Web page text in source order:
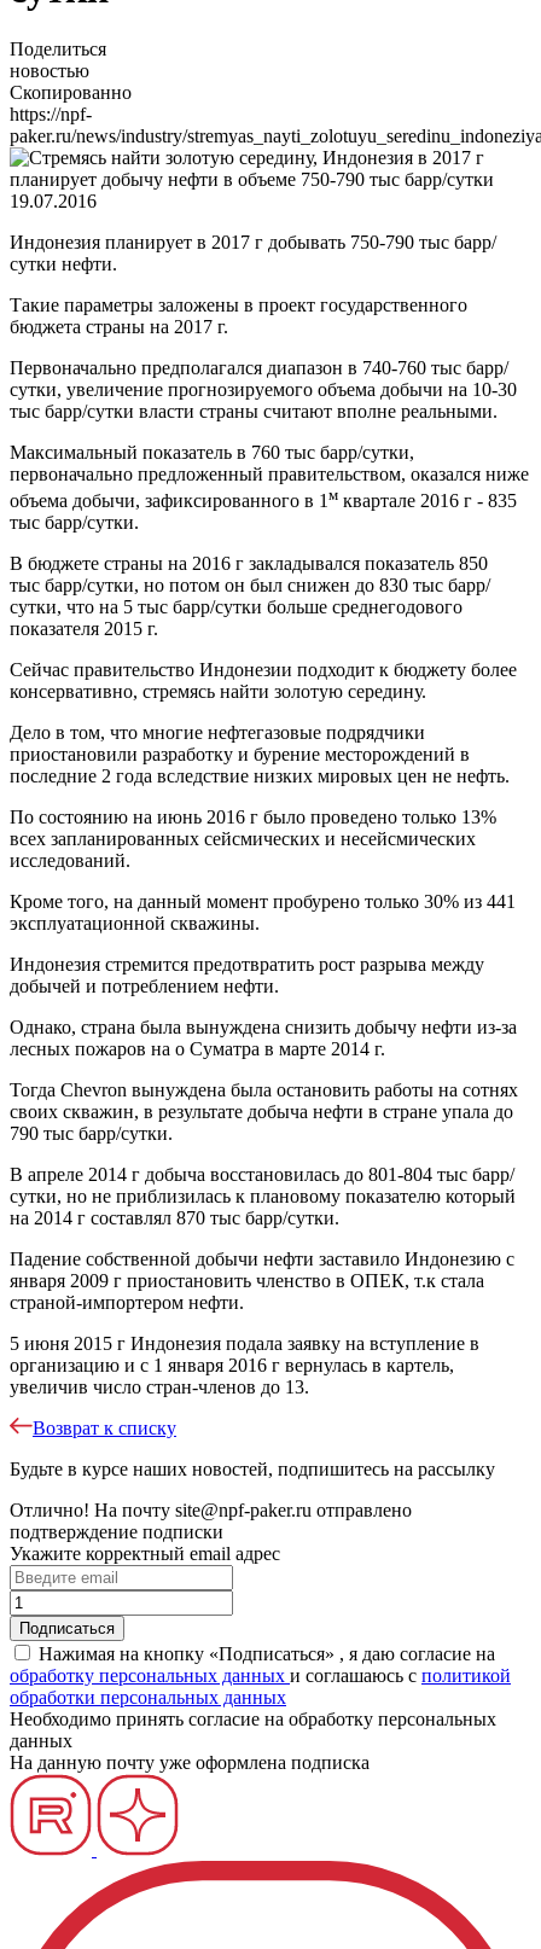
Поделиться
новостью
Скопированно
https://npf-
paker.ru/news/industry/
19.07.2016
Индонезия планирует в 2017 г добывать 750-790 тыс барр/
сутки нефти.
Такие параметры заложены в проект государственного
бюджета страны на 2017 г.
Первоначально предполагался диапазон в 740-760 тыс барр/
сутки, увеличение прогнозируемого объема добычи на 10-30
тыс барр/сутки власти страны считают вполне реальными.
Максимальный показатель в 760 тыс барр/сутки,
первоначально предложенный правительством, оказался ниже
объема добычи, зафиксированного в 1 м квартале 2016 г - 835
тыс барр/сутки.
В бюджете страны на 2016 г закладывался показатель 850
тыс барр/сутки, но потом он был снижен до 830 тыс барр/
сутки, что на 5 тыс барр/сутки больше среднегодового
показателя 2015 г.
Сейчас правительство Индонезии подходит к бюджету более
консервативно, стремясь найти золотую середину.
Дело в том, что многие нефтегазовые подрядчики
приостановили разработку и бурение месторождений в
последние 2 года вследствие низких мировых цен не нефть.
По состоянию на июнь 2016 г было проведено только 13%
всех запланированных сейсмических и несейсмических
исследований.
Кроме того, на данный момент пробурено только 30% из 441
эксплуатационной скважины.
Индонезия стремится предотвратить рост разрыва между
добычей и потреблением нефти.
Однако, страна была вынуждена снизить добычу нефти из-за
лесных пожаров на о Суматра в марте 2014 г.
Тогда Chevron вынуждена была остановить работы на сотнях
своих скважин, в результате добыча нефти в стране упала до
790 тыс барр/сутки.
В апреле 2014 г добыча восстановилась до 801-804 тыс барр/
сутки, но не приблизилась к плановому показателю который
на 2014 г составлял 870 тыс барр/сутки.
Падение собственной добычи нефти заставило Индонезию с
января 2009 г приостановить членство в ОПЕК, т.к стала
страной-импортером нефти.
5 июня 2015 г Индонезия подала заявку на вступление в
организацию и с 1 января 2016 г вернулась в картель,
увеличив число стран-членов до 13.
Возврат к списку
Будьте в курсе наших новостей, подпишитесь на рассылку
Отлично! На почту site@npf-paker.ru отправлено
подтверждение подписки
Укажите корректный email адрес
Нажимая на кнопку «Подписаться» , я даю согласие на
обработку персональных данных и соглашаюсь c политикой
обработки персональных данных
Необходимо принять согласие на обработку персональных
данных
На данную почту уже оформлена подписка